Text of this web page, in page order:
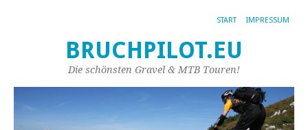
START IMPRESSUM
BRUCHPILOT.EU
Die schönsten Gravel & MTB Touren!